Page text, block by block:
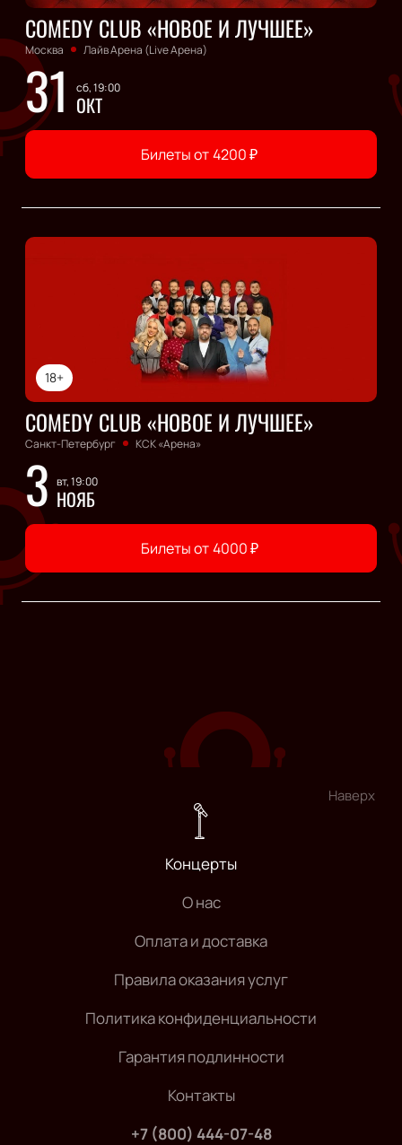
COMEDY CLUB «НОВОЕ И ЛУЧШЕЕ»
Москва Лайв Арена (Live Арена)
31 сб, 19:00
ОКТ
Билеты от4200₽
18+
COMEDY CLUB «НОВОЕ И ЛУЧШЕЕ»
Санкт-Петербург КСК «Арена»
3 вт, 19:00
НОЯБ
Билеты от 4000₽
Наверх
Концерты
О нас
Оплата и доставка
Правила оказания услуг
Политика конфиденциальности
Гарантия подлинности
Контакты
+7 (800) 444-07-48